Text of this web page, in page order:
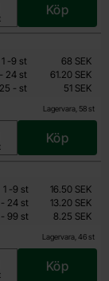
Köp
Lagervara, 58 st
Från
51 SEK
Inklusive 25% moms
Köp
Pris /st
1 -till
9 st
68 SEK
- till
24 st
61.20 SEK
25 - till
st 51 SEK
Lagervara, 46 st
Från
4.95 SEK
Inklusive 25% moms
Köp
Pris /st
1 -till
9 st
16.50 SEK
- till
24 st
13.20 SEK
- till
99 st 8.25 SEK